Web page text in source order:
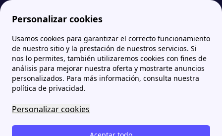
Personalizar cookies
Usamos cookies para garantizar el correcto funcionamiento
de nuestro sitio y la prestación de nuestros servicios. Si
nos lo permites, también utilizaremos cookies con fines de
análisis para mejorar nuestra oferta y mostrarte anuncios
personalizados. Para más información, consulta nuestra
política de privacidad.
Personalizar cookies
Papernest.es MoreIberdrola Dar de alta la luz con Iberdrola: Precio, requisitos y plazos
Dar de alta la luz con
Iberdrola: Precio,
requisitos y plazos
Dar de alta la luz conIberdrolaes un trámite